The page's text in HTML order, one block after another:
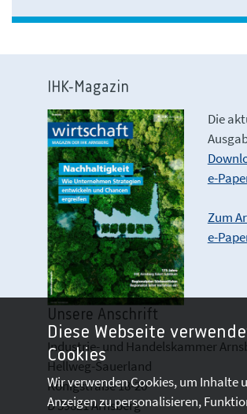
IHK-Magazin
Die
e-
Zum
e-
Unsere Anschrift
Industrie- und Handelskammer
Hellweg-Sauerland
Königstraße 18-20
D 59821 Arnsberg
Diese Webseite
Cookies
Wir verwenden Cookies, um Inhalte
Anzeigen zu personalisieren,